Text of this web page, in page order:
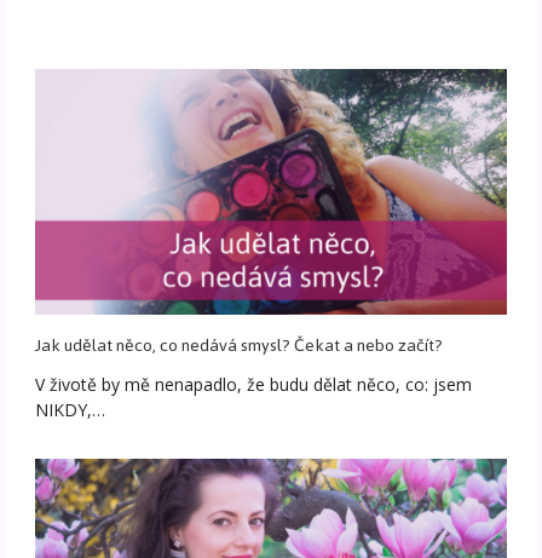
Jak udělat něco, co nedává smysl? Čekat a nebo začít?
V životě by mě nenapadlo, že budu dělat něco, co: jsem
NIKDY,…